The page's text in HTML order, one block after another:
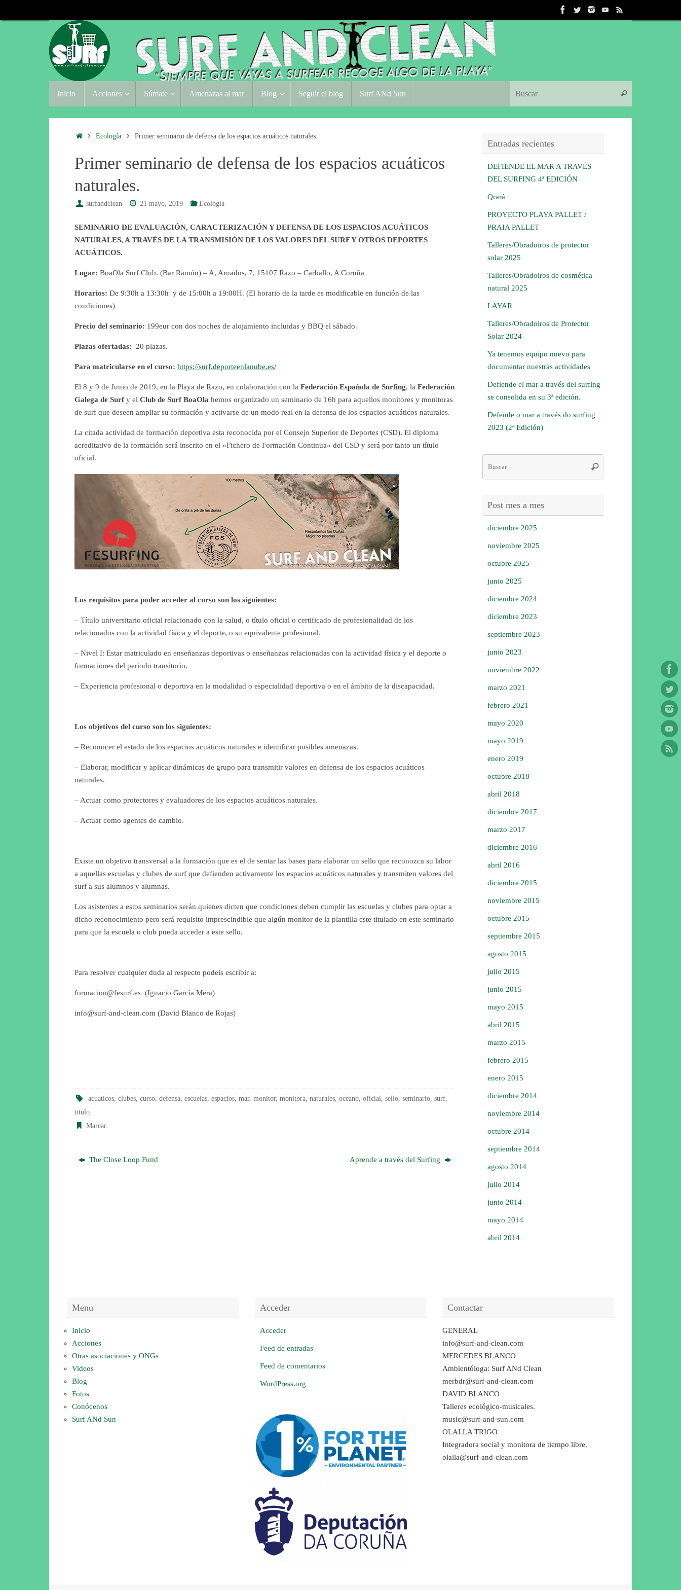
al
contenido
Inicio Acciones Súmate Amenazas al mar Blog Seguir el blog Surf ANd Sun Buscar
InicioEcología Primer seminario de defensa de los espacios acuáticos naturales.
Primer seminario de defensa de los espacios acuáticos
naturales.
surfandclean 21 mayo, 2019 Ecología
SEMINARIO DE EVALUACIÓN, CARACTERIZACIÓN Y DEFENSA DE LOS ESPACIOS ACUÁTICOS
NATURALES, A TRAVÉS DE LA TRANSMISIÓN DE LOS VALORES DEL SURF Y OTROS DEPORTES
ACUÁTICOS.
Lugar: BoaOla Surf Club. (Bar Ramón) – A, Arnados, 7, 15107 Razo – Carballo, A Coruña
Horarios: De 9:30h a 13:30h y de 15:00h a 19:00H. (El horario de la tarde es modificable en función de las
condiciones)
Precio del seminario: 199eur con dos noches de alojamiento incluidas y BBQ el sábado.
Plazas ofertadas: 20 plazas.
Para matricularse en el curso: https://surf.deporteenlanube.es/
El 8 y 9 de Junio de 2019, en la Playa de Razo, en colaboración con la Federación Española de Surfing, la Federación
Galega de Surf y el Club de Surf BoaOla hemos organizado un seminario de 16h para aquellos monitores y monitoras
de surf que deseen ampliar su formación y activarse de un modo real en la defensa de los espacios acuáticos naturales.
La citada actividad de formación deportiva esta reconocida por el Consejo Superior de Deportes (CSD). El diploma
acreditativo de la formación será inscrito en el «Fichero de Formación Continua» del CSD y será por tanto un título
oficial.
Los requisitos para poder acceder al curso son los siguientes:
– Título universitario oficial relacionado con la salud, o título oficial o certificado de profesionalidad de los
relacionados con la actividad física y el deporte, o su equivalente profesional.
– Nivel I: Estar matriculado en enseñanzas deportivas o enseñanzas relacionadas con la actividad física y el deporte o
formaciones del periodo transitorio.
– Experiencia profesional o deportiva en la modalidad o especialidad deportiva o en el ámbito de la discapacidad.
Los objetivos del curso son los siguientes:
– Reconocer el estado de los espacios acuáticos naturales e identificar posibles amenazas.
– Elaborar, modificar y aplicar dinámicas de grupo para transmitir valores en defensa de los espacios acuáticos
naturales.
– Actuar como protectores y evaluadores de los espacios acuáticos naturales.
– Actuar como agentes de cambio.
Existe un objetivo transversal a la formación que es el de sentar las bases para elaborar un sello que reconozca su labor
a aquellas escuelas y clubes de surf que defienden activamente los espacios acuáticos naturales y transmiten valores del
surf a sus alumnos y alumnas.
Los asistentes a estos seminarios serán quienes dicten que condiciones deben cumplir las escuelas y clubes para optar a
dicho reconocimiento pero será requisito imprescindible que algún monitor de la plantilla este titulado en este seminario
para que la escuela o club pueda acceder a este sello.
Para resolver cualquier duda al respecto podeis escribir a:
formacion@fesurf.es (Ignacio García Mera)
info@surf-and-clean.com (David Blanco de Rojas)
acuaticos ,clubes ,curso ,defensa ,escuelas ,espacios ,mar,monitor,monitora ,naturales ,oceano ,oficial ,sello ,seminario ,surf
titulo
Marcar.
The Close Loop Fund Aprende a través del Surfing
Entradas recientes
DEFIENDE EL MAR A TRAVÉS
DEL SURFING 4ª EDICIÓN
Qrará
PROYECTO PLAYA PALLET /
PRAIA PALLET
Talleres/Obradoiros de protector
solar 2025
Talleres/Obradoiros de cosmética
natural 2025
LAYAR
Talleres/Obradoiros de Protector
Solar 2024
Ya tenemos equipo nuevo para
documentar nuestras actividades
Defiende el mar a través del surfing
se consolida en su 3ª edición.
Defende o mar a través do surfing
2023 (2ª Edición)
Buscar
Post mes a mes
diciembre 2025
noviembre 2025
octubre 2025
junio 2025
diciembre 2024
diciembre 2023
septiembre 2023
junio 2023
noviembre 2022
marzo 2021
febrero 2021
mayo 2020
mayo 2019
enero 2019
octubre 2018
abril 2018
diciembre 2017
marzo 2017
diciembre 2016
abril 2016
diciembre 2015
noviembre 2015
octubre 2015
septiembre 2015
agosto 2015
julio 2015
junio 2015
mayo 2015
abril 2015
marzo 2015
febrero 2015
enero 2015
diciembre 2014
noviembre 2014
octubre 2014
septiembre 2014
agosto 2014
julio 2014
junio 2014
mayo 2014
abril 2014
Menu
Inicio
Acciones
Otras asociaciones y ONGs
Videos
Blog
Fotos
Conócenos
Surf ANd Sun
Acceder
Acceder
Feed de entradas
Feed de comentarios
WordPress.org
Contactar
GENERAL
info@surf-and-clean.com
MERCEDES BLANCO
Ambientóloga: Surf ANd Clean
merbdr@surf-and-clean.com
DAVID BLANCO
Talleres ecológico-musicales.
music@surf-and-sun.com
OLALLA TRIGO
Integradora social y monitora de tiempo libre.
olalla@surf-and-clean.com